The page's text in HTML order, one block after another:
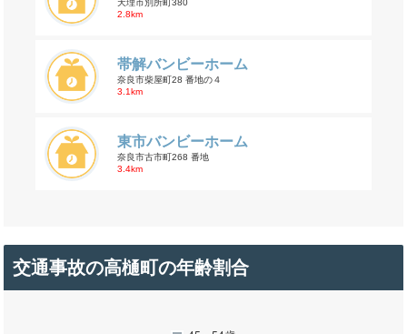
天理市別所町380
2.8km
帯解バンビーホーム
奈良市柴屋町28 番地の４
3.1km
東市バンビーホーム
奈良市古市町268 番地
3.4km
交通事故の高樋町の年齢割合